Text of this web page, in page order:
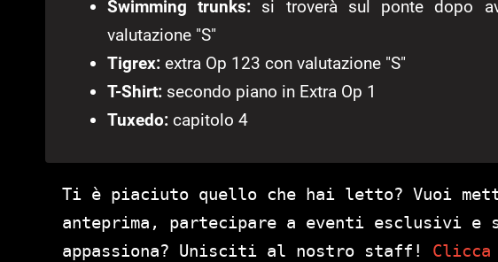
Swimming trunks: si troverà sul ponte dopo
valutazione "S"
Tigrex: extra Op 123 con valutazione "S"
T-Shirt: secondo piano in Extra Op 1
Tuxedo: capitolo 4
Ti è piaciuto quello che hai letto? Vuoi
anteprima, partecipare a eventi esclusivi
appassiona? Unisciti al nostro staff! Clicca